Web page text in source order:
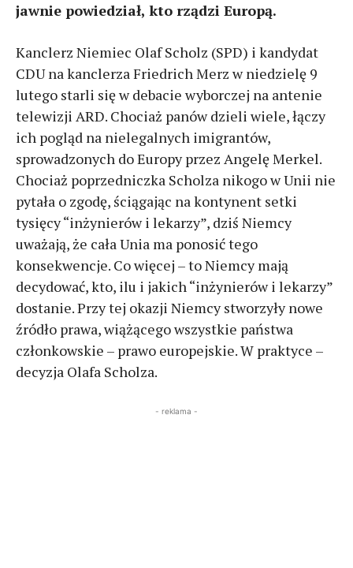
jawnie powiedział, kto rządzi Europą.
Kanclerz Niemiec Olaf Scholz (SPD) i kandydat
CDU na kanclerza Friedrich Merz w niedzielę 9
lutego starli się w debacie wyborczej na antenie
telewizji ARD. Chociaż panów dzieli wiele, łączy
ich pogląd na nielegalnych imigrantów,
sprowadzonych do Europy przez Angelę Merkel.
Chociaż poprzedniczka Scholza nikogo w Unii nie
pytała o zgodę, ściągając na kontynent setki
tysięcy “inżynierów i lekarzy”, dziś Niemcy
uważają, że cała Unia ma ponosić tego
konsekwencje. Co więcej – to Niemcy mają
decydować, kto, ilu i jakich “inżynierów i lekarzy”
dostanie. Przy tej okazji Niemcy stworzyły nowe
źródło prawa, wiążącego wszystkie państwa
członkowskie – prawo europejskie. W praktyce –
decyzja Olafa Scholza.
- reklama -